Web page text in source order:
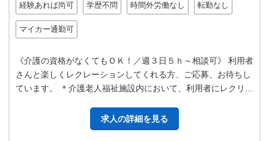
経験あれば尚可 学歴不問 時間外労働なし 転勤なし
マイカー通勤可
《介護の資格がなくてもＯＫ！／週３日５ｈ～相談可》 利用者
さんと楽しくレクレーションしてくれる方、ご応募、お待ちし
ています。 ＊介護老人福祉施設内において、利用者にレクリエ
求人の詳細を見る